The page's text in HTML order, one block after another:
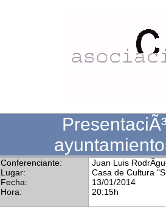
Conferenciante:
Lugar:
Fecha:
Hora:
Juan Luis
Casa de Cultura
13/01/2014
20:15h